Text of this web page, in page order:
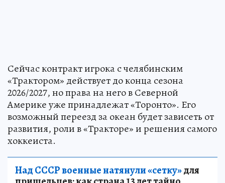
Сейчас контракт игрока с челябинским
«Трактором» действует до конца сезона
2026/2027, но права на него в Северной
Америке уже принадлежат «Торонто». Его
возможный переезд за океан будет зависеть от
развития, роли в «Тракторе» и решения самого
хоккеиста.
Над СССР военные натянули «сетку»для